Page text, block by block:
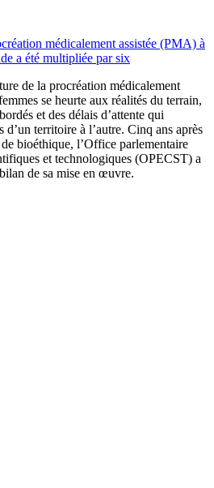
médicalement assistée (PMA) à
a été multipliée par six
de la procréation médicalement
se heurte aux réalités du terrain,
et des délais d’attente qui
d’un territoire à l’autre. Cinq ans après
bioéthique, l’Office parlementaire
et technologiques (OPECST) a
de sa mise en œuvre.